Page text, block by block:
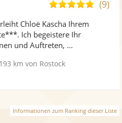
5,0(9)
Chloë Kascha Ihrem
Ich begeistere Ihr
und Auftreten, ...
193 km von Rostock
Informationen zum Ranking dieser Liste